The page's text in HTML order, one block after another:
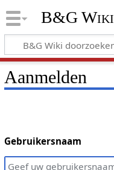
B&G Wiki
Aanmelden
Gebruikersnaam